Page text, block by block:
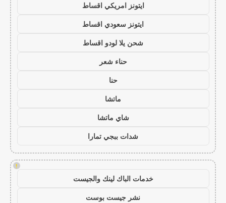
ايتونز امريكي اقساط
ايتونز سعودي اقساط
شحن يلا لودو اقساط
حناء شعر
حنا
ماتشا
شاي ماتشا
شدات ببجي تمارا
!
خدمات الباك لينك والجيست
نشر جيست بوست